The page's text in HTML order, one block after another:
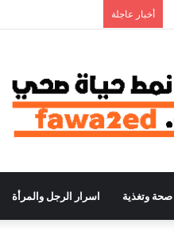
أخبار عاجلة
صحة وتغذية اسرار الرجل والمرأة